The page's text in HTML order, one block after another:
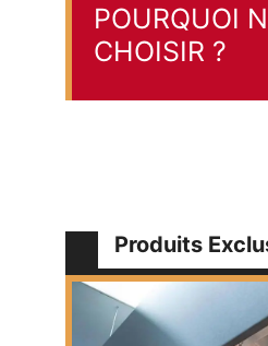
POURQUOI
CHOISIR ?
Produits